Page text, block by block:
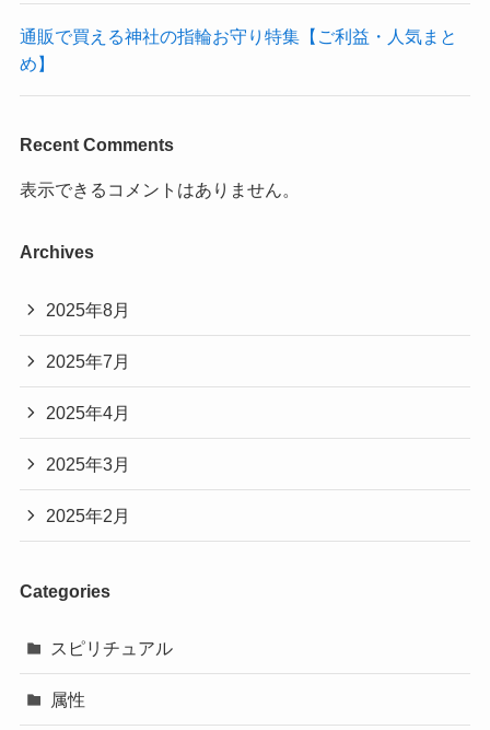
通販で買える神社の指輪お守り特集【ご利益・人気まと
め】
Recent Comments
表示できるコメントはありません。
Archives
2025年8月
2025年7月
2025年4月
2025年3月
2025年2月
Categories
スピリチュアル
属性